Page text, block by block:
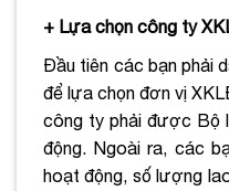
+ Lựa chọn công ty
Đầu tiên các bạn phải
để lựa chọn đơn vị
công ty phải được Bộ
động. Ngoài ra, các
hoạt động, số lượng